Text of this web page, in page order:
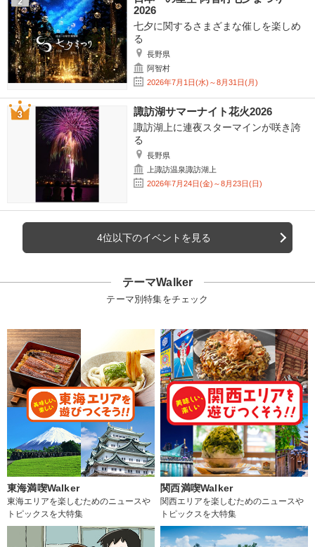
2026
七夕に関するさまざまな催しを楽しめ
る
長野県
阿智村
2026年7月1日(水)～8月31日(月)
諏訪湖サマーナイト花火2026
諏訪湖上に連夜スターマインが咲き誇
る
長野県
上諏訪温泉諏訪湖上
2026年7月24日(金)～8月23日(日)
4位以下のイベントを見る
テーマWalker
テーマ別特集をチェック
東海満喫Walker
東海エリアを楽しむためのニュースや
トピックスを大特集
関西満喫Walker
関西エリアを楽しむためのニュースや
トピックスを大特集